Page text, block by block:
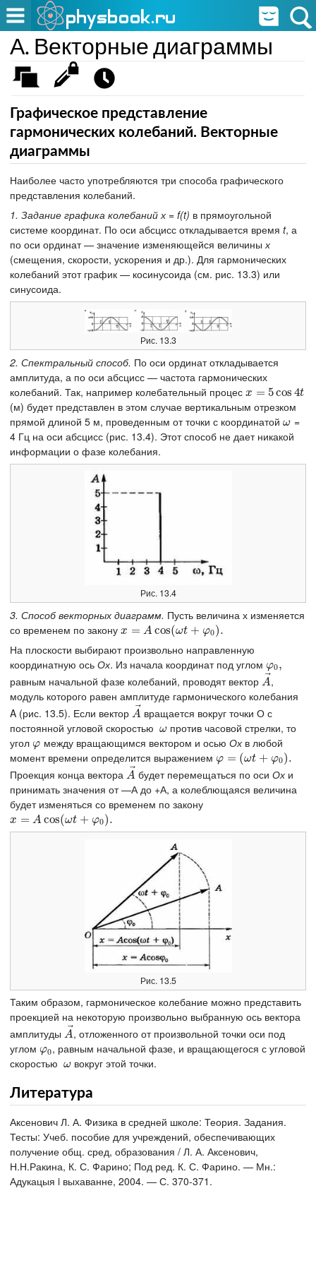
А. Векторные диаграммы
Графическое представление
гармонических колебаний. Векторные
диаграммы
Наиболее часто употребляются три способа графического
представления колебаний.
1. Задание графика колебаний х = f(t) в прямоугольной
системе координат. По оси абсцисс откладывается время t, а
по оси ординат — значение изменяющейся величиных
(смещения, скорости, ускорения и др.). Для гармонических
колебаний этот график — косинусоида (см. рис. 13.3) или
синусоида.
Рис. 13.3
2. Спектральный способ. По оси ординат откладывается
амплитуда, а по оси абсцисс — частота гармонических
колебаний. Так, например колебательный процес x = 5cos 4t
x= 5cos4t
(м) будет представлен в этом случае вертикальным отрезком
прямой длиной 5 м, проведенным от точки с координатой ω
ω =
4 Гц на оси абсцисс (рис. 13.4). Этот способ не дает никакой
информации о фазе колебания.
Рис. 13.4
3. Способ векторных диаграмм. Пусть величина х изменяется
со временем по закону x = A cos(ωt + φ0).
x= Acos(ωt+φ0) .
На плоскости выбирают произвольно направленную
координатную ось Ох. Из начала координат под углом φ0,
φ0,
равным начальной фазе колебаний, проводят вектор A⃗
A→,
модуль которого равен амплитуде гармонического колебания
A (рис. 13.5). Если вектор A⃗
A→вращается вокруг точки О с
постоянной угловой скоростью ω
ωпротив часовой стрелки, то
угол φ
φ между вращающимся вектором и осью Охв любой
момент времени определится выражением φ = (ωt + φ0).
φ =(ωt+φ 0)
Проекция конца вектора A⃗
A→будет перемещаться по осиОх и
принимать значения от —А до +А, а колеблющаяся величина
будет изменяться со временем по закону
x = A cos(ωt + φ0).
x= Acos(ωt+φ0) .
Рис. 13.5
Таким образом, гармоническое колебание можно представить
проекцией на некоторую произвольно выбранную ось вектора
амплитуды A⃗
A→, отложенного от произвольной точки оси под
углом φ0
φ0, равным начальной фазе, и вращающегося с угловой
скоростью ω
ωвокруг этой точки.
Литература
Аксенович Л. А. Физика в средней школе: Теория. Задания.
Тесты: Учеб. пособие для учреждений, обеспечивающих
получение общ. сред, образования / Л. А. Аксенович,
Н.Н.Ракина, К. С. Фарино; Под ред. К. С. Фарино. — Мн.:
Адукацыя i выхаванне, 2004. — С. 370-371.